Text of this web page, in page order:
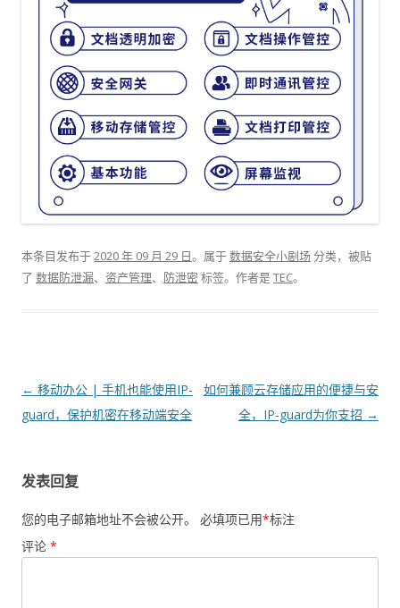
本条目发布于2020 年 09 月 29 日。属于数据安全小剧场分类，被贴
了 数据防泄漏、 资产管理、 防泄密标签。 作者是TEC。
文章导航
← 移动办公 | 手机也能使用IP-
guard，保护机密在移动端安全
如何兼顾云存储应用的便捷与安
全，IP-guard为你支招 →
发表回复
您的电子邮箱地址不会被公开。 必填项已用*标注
评论 *